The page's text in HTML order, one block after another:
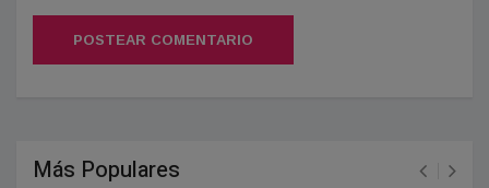
POSTEAR COMENTARIO
Más Populares